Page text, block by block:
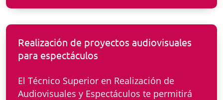
Realización de proyectos audiovisuales
para espectáculos
El Técnico Superior en Realización de
Audiovisuales y Espectáculos te permitirá